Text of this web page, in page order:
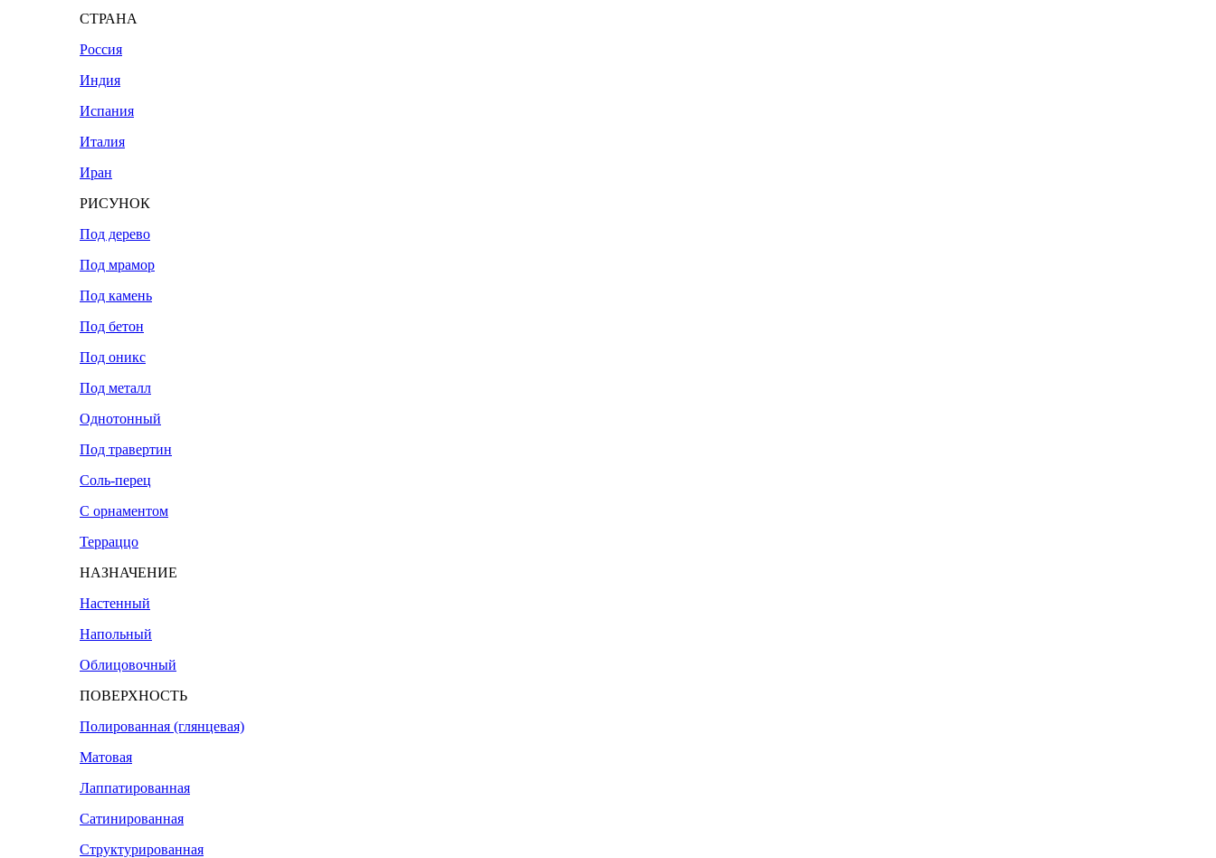
СТРАНА
Россия
Индия
Испания
Италия
Иран
РИСУНОК
Под дерево
Под мрамор
Под камень
Под бетон
Под оникс
Под металл
Однотонный
Под травертин
Соль-перец
С орнаментом
Терраццо
НАЗНАЧЕНИЕ
Настенный
Напольный
Облицовочный
ПОВЕРХНОСТЬ
Полированная (глянцевая)
Матовая
Лаппатированная
Сатинированная
Структурированная